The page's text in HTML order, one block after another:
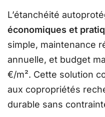
L’étanchéité
économiques et
simple, maintenance
annuelle, et budget
€/m². Cette solution
aux copropriétés
durable sans